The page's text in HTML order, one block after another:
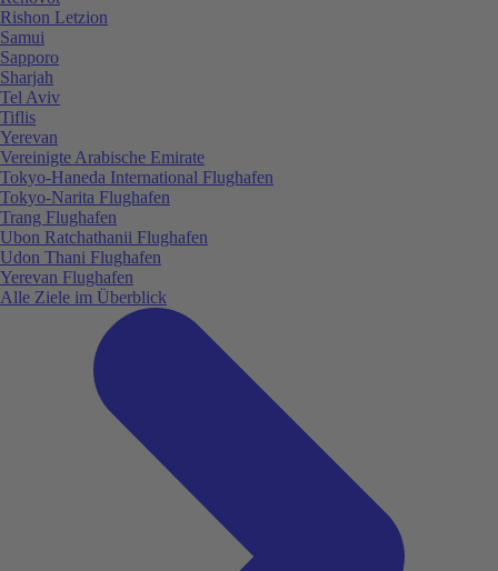
Rishon Letzion
Samui
Sapporo
Sharjah
Tel Aviv
Tiflis
Yerevan
Vereinigte Arabische Emirate
Tokyo-Haneda International Flughafen
Tokyo-Narita Flughafen
Trang Flughafen
Ubon Ratchathanii Flughafen
Udon Thani Flughafen
Yerevan Flughafen
Alle Ziele im Überblick